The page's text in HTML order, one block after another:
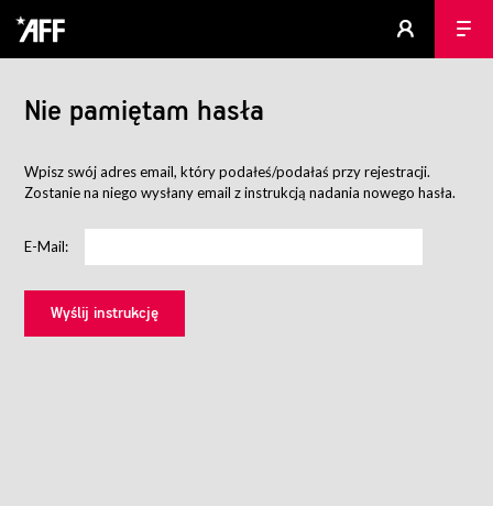
Nie pamiętam hasła
Wpisz swój adres email, który podałeś/podałaś przy rejestracji.
Zostanie na niego wysłany email z instrukcją nadania nowego hasła.
E-Mail: